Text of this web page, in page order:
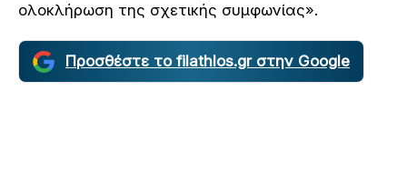
ολοκλήρωση της σχετικής συμφωνίας».
Προσθέστε το filathlos.gr στην Google